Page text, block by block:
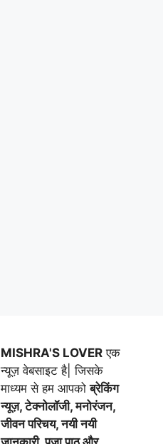
MISHRA'S LOVER एक
न्यूज़ वेबसाइट है| जिसके
माध्यम से हम आपकोब्रेकिंग
न्यूज़, टेक्नोलॉजी, मनोरंजन,
जीवन परिचय, नयी नयी